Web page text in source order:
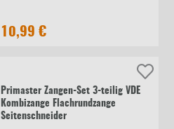
10,99 €
Primaster Zangen-Set 3-teilig VDE
Kombizange Flachrundzange
Seitenschneider